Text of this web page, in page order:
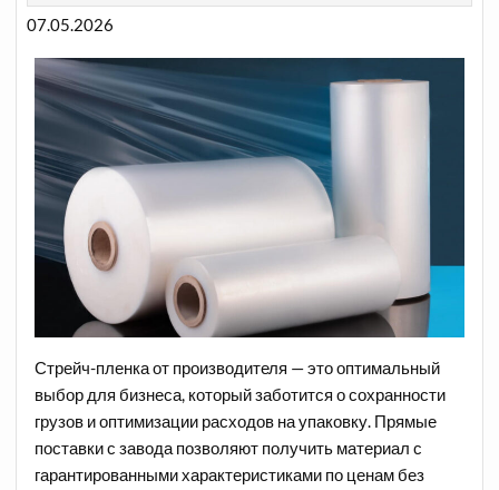
07.05.2026
Стрейч-пленка от производителя — это оптимальный
выбор для бизнеса, который заботится о сохранности
грузов и оптимизации расходов на упаковку. Прямые
поставки с завода позволяют получить материал с
гарантированными характеристиками по ценам без